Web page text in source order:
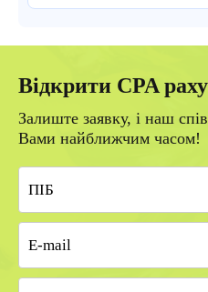
Відкрити CPA
Залиште заявку, і наш
Вами найближчим часом!